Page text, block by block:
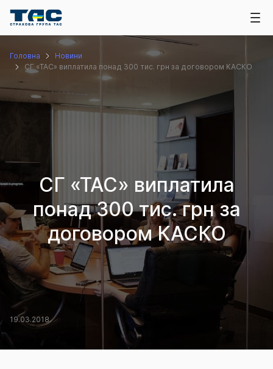
Головна
Новини
СГ «ТАС» виплатила понад 300 тис. грн за договором КАСКО
СГ «ТАС» виплатила
понад 300 тис. грн за
договором КАСКО
19.03.2018